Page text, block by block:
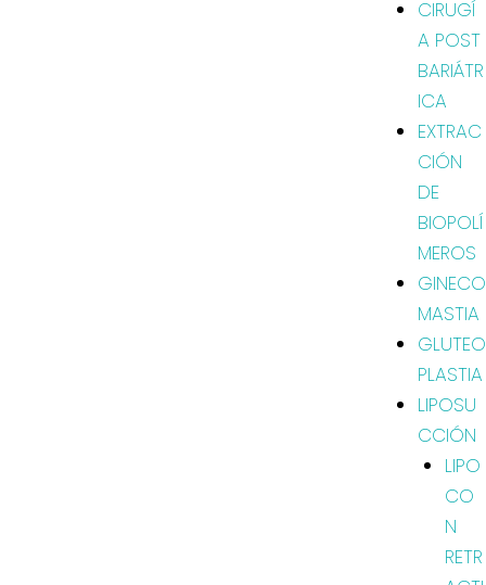
CIRUGÍ
A POST
BARIÁTR
ICA
EXTRAC
CIÓN
DE
BIOPOLÍ
MEROS
GINECO
MASTIA
GLUTEO
PLASTIA
LIPOSU
CCIÓN
LIPO
CO
N
RETR